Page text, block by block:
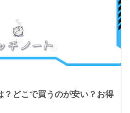
？どこで買うのが安い？お得